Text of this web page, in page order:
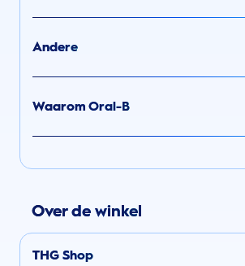
Andere
Waarom Oral-B
Over de winkel
THG Shop